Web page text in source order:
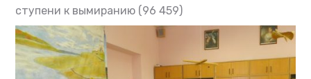
ступени к вымиранию (96 459)